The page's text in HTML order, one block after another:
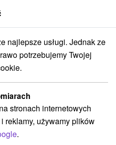
Zivka *** Závažná Poruba
★Závažná
booking
najlepsze usługi. Jednak ze
potrzebujemy Twojej
stronach internetowych
reklamy, używamy plików
.